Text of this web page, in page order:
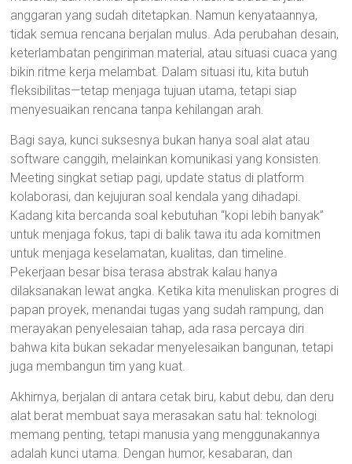
anggaran yang sudah ditetapkan. Namun kenyataannya,
tidak semua rencana berjalan mulus. Ada perubahan desain,
keterlambatan pengiriman material, atau situasi cuaca yang
bikin ritme kerja melambat. Dalam situasi itu, kita butuh
fleksibilitas—tetap menjaga tujuan utama, tetapi siap
menyesuaikan rencana tanpa kehilangan arah.
Bagi saya, kunci suksesnya bukan hanya soal alat atau
software canggih, melainkan komunikasi yang konsisten.
Meeting singkat setiap pagi, update status di platform
kolaborasi, dan kejujuran soal kendala yang dihadapi.
Kadang kita bercanda soal kebutuhan “kopi lebih banyak”
untuk menjaga fokus, tapi di balik tawa itu ada komitmen
untuk menjaga keselamatan, kualitas, dan timeline.
Pekerjaan besar bisa terasa abstrak kalau hanya
dilaksanakan lewat angka. Ketika kita menuliskan progres di
papan proyek, menandai tugas yang sudah rampung, dan
merayakan penyelesaian tahap, ada rasa percaya diri
bahwa kita bukan sekadar menyelesaikan bangunan, tetapi
juga membangun tim yang kuat.
Akhirnya, berjalan di antara cetak biru, kabut debu, dan deru
alat berat membuat saya merasakan satu hal: teknologi
memang penting, tetapi manusia yang menggunakannya
adalah kunci utama. Dengan humor, kesabaran, dan